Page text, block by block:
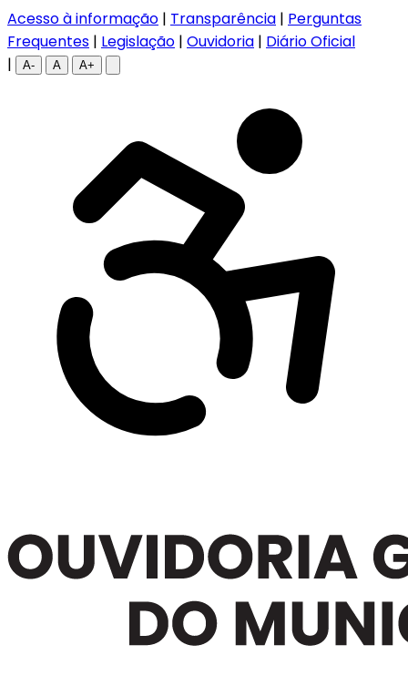
Acesso à informação | Transparência | Perguntas
Frequentes | Legislação | Ouvidoria | Diário Oficial
|
A- A A+